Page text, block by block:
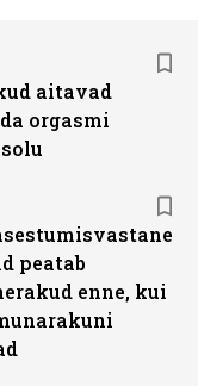
aitavad
orgasmi
peatab
enne, kui